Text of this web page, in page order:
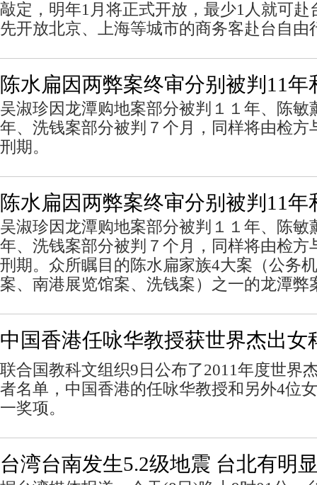
敲定，明年1月将正式开放，最少1人就可赴
先开放北京、上海等城市的商务客赴台自由
陈水扁因两弊案终审分别被判11年
吴淑珍因龙潭购地案部分被判１１年、陈敏
年、洗钱案部分被判７个月，同样将由检方
刑期。
陈水扁因两弊案终审分别被判11年
吴淑珍因龙潭购地案部分被判１１年、陈敏
年、洗钱案部分被判７个月，同样将由检方
刑期。众所瞩目的陈水扁家族4大案（公务
案、南港展览馆案、洗钱案）之一的龙潭弊
中国香港任咏华教授获世界杰出女
联合国教科文组织9日公布了2011年度世界
者名单，中国香港的任咏华教授和另外4位
一奖项。
台湾台南发生5.2级地震 台北有明